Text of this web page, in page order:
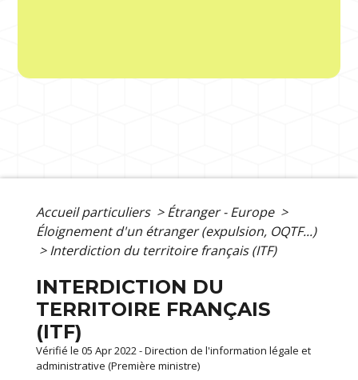
Accueil particuliers > Étranger - Europe >
Éloignement d'un étranger (expulsion, OQTF...)
> Interdiction du territoire français (ITF)
INTERDICTION DU
TERRITOIRE FRANÇAIS
(ITF)
Vérifié le 05 Apr 2022 - Direction de l'information légale et
administrative (Première ministre)